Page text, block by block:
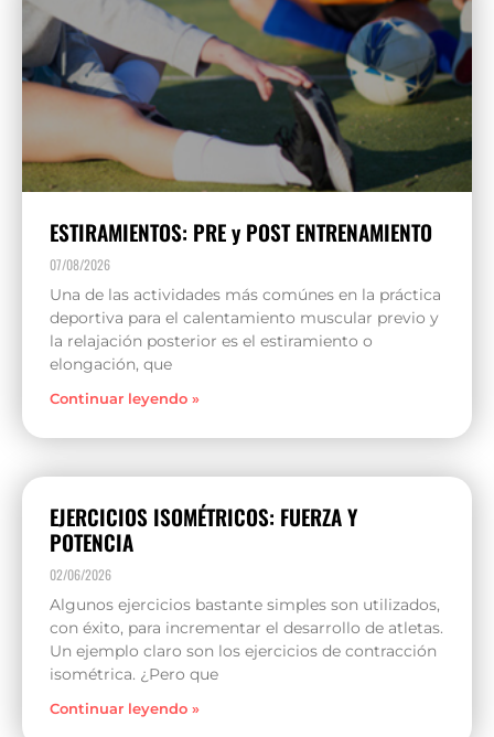
ESTIRAMIENTOS: PRE y POST ENTRENAMIENTO
07/08/2026
Una de las actividades más comúnes en la práctica
deportiva para el calentamiento muscular previo y
la relajación posterior es el estiramiento o
elongación, que
Continuar leyendo »
EJERCICIOS ISOMÉTRICOS: FUERZA Y
POTENCIA
02/06/2026
Algunos ejercicios bastante simples son utilizados,
con éxito, para incrementar el desarrollo de atletas.
Un ejemplo claro son los ejercicios de contracción
isométrica. ¿Pero que
Continuar leyendo »